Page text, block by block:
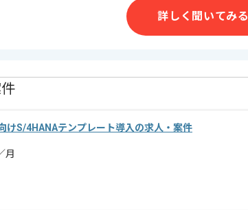
詳しく聞いてみる
けS/4HANAテンプレート導入の求人・案件
月